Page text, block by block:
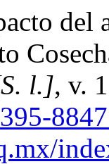
del
l.], v.